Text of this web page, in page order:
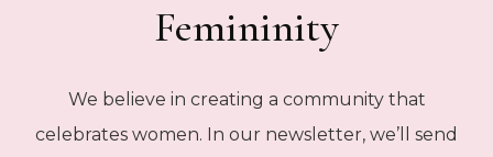
Femininity
We believe in creating a community that
celebrates women. In our newsletter, we’ll send